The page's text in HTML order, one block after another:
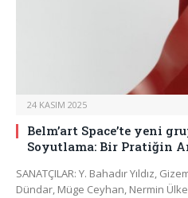
24 KASIM 2025
Belm’art Space’te yeni
Soyutlama: Bir Pratiğin
SANATÇILAR: Y. Bahadır Yıldız,
Dündar, Müge Ceyhan, Nermin